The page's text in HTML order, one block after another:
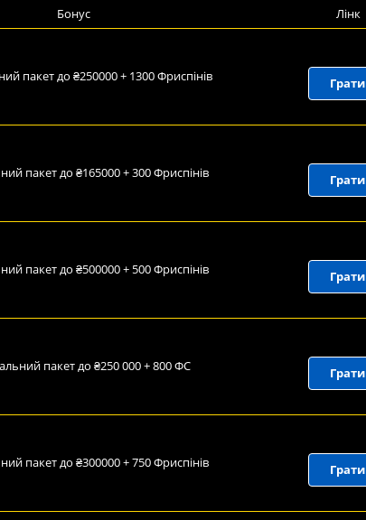
Бонус Лінк
пакет до ₴250000 + 1300 Фриспінів Грати
пакет до ₴165000 + 300 Фриспінів Грати
пакет до ₴500000 + 500 Фриспінів Грати
пакет до ₴250 000 + 800 ФС Грати
пакет до ₴300000 + 750 Фриспінів Грати